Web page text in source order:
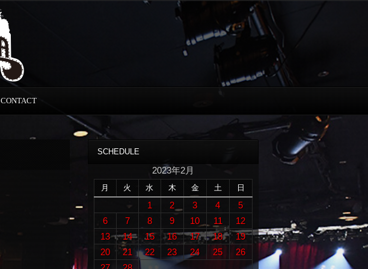
CONTACT
SCHEDULE
2023年2月
月 火 水 木 金 土 日
1 2 3 4
5
6
7 8 9 10 11
12
13
14 15 16 17 18
19
20
21 22 23 24 25
26